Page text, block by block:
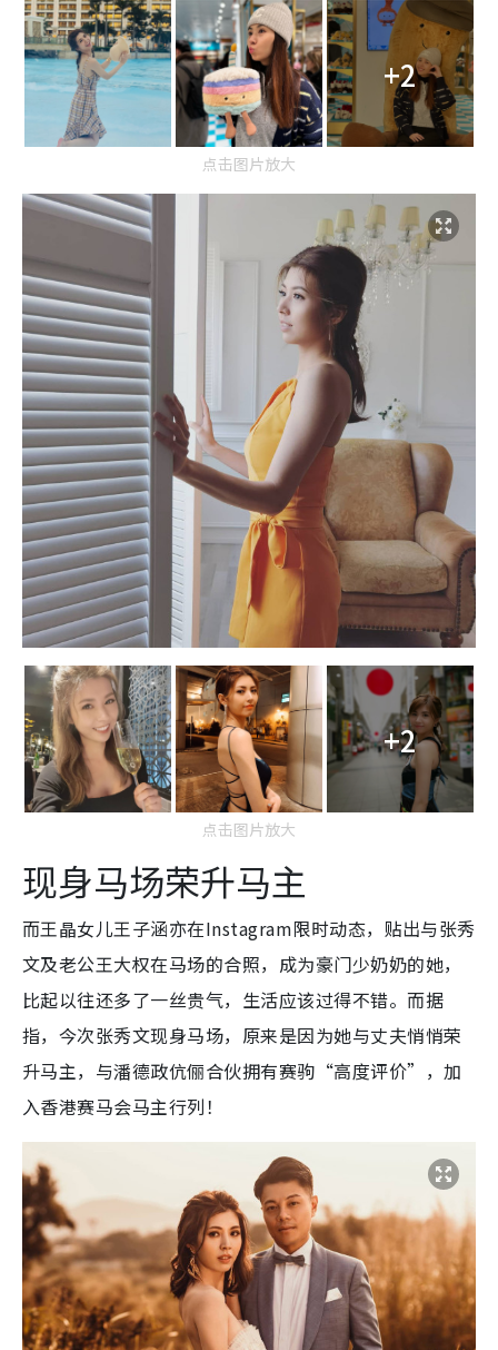
+2
点击图片放大
+2
点击图片放大
现身马场荣升马主
而王晶女儿王子涵亦在Instagram限时动态，贴出与张秀
文及老公王大权在马场的合照，成为豪门少奶奶的她，
比起以往还多了一丝贵气，生活应该过得不错。而据
指，今次张秀文现身马场，原来是因为她与丈夫悄悄荣
升马主，与潘德政伉俪合伙拥有赛驹“高度评价”，加
入香港赛马会马主行列！